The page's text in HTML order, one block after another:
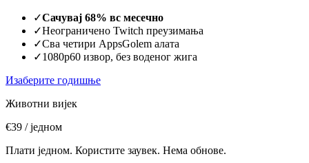
✓Сачувај 68% вс месечно
✓Неограничено Twitch преузимања
✓Сва четири AppsGolem алата
✓1080p60 извор, без воденог жига
Изаберите годишње
Животни вијек
€39 / једном
Плати једном. Користите заувек. Нема обнове.